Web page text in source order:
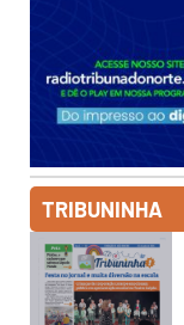
TRIBUNINHA